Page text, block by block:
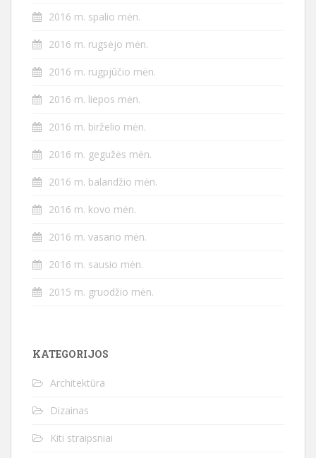
2016 m. spalio mėn.
2016 m. rugsėjo mėn.
2016 m. rugpjūčio mėn.
2016 m. liepos mėn.
2016 m. birželio mėn.
2016 m. gegužės mėn.
2016 m. balandžio mėn.
2016 m. kovo mėn.
2016 m. vasario mėn.
2016 m. sausio mėn.
2015 m. gruodžio mėn.
KATEGORIJOS
Architektūra
Dizainas
Kiti straipsniai